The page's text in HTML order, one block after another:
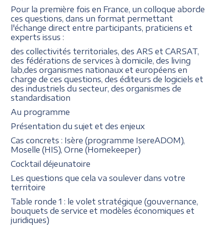
Pour la première fois en France, un colloque aborde
ces questions, dans un format permettant
l'échange direct entre participants, praticiens et
experts issus :
des collectivités territoriales, des ARS et CARSAT,
des fédérations de services à domicile, des living
lab,des organismes nationaux et européens en
charge de ces questions, des éditeurs de logiciels et
des industriels du secteur, des organismes de
standardisation
Au programme
Présentation du sujet et des enjeux
Cas concrets : Isère (programme IsereADOM),
Moselle (HIS), Orne (Homekeeper)
Cocktail déjeunatoire
Les questions que cela va soulever dans votre
territoire
Table ronde 1 : le volet stratégique (gouvernance,
bouquets de service et modèles économiques et
juridiques)